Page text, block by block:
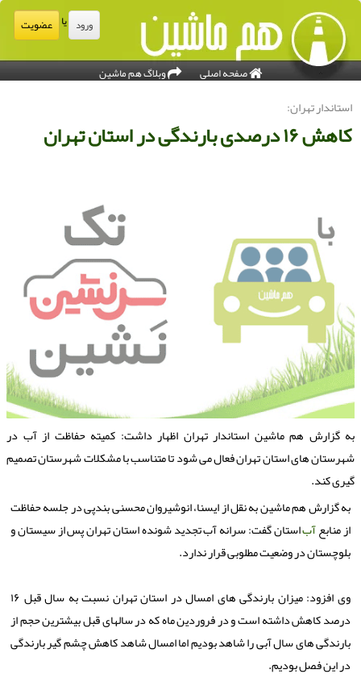
ورود عضویت
صفحه اصلی وبلاگ هم ماشین
استاندار تهران:
كاهش ۱۶ درصدی بارندگی در استان تهران
گزارش هم ماشین استاندار تهران اظهار داشت: کمیته حفاظت از آب در
های استان تهران فعال می شود تا متناسب با مشکلات شهرستان تصمیم
کند.
به گزارش هم ماشین به نقل از ایسنا، انوشیروان محسنی بندپی در جلسه حفاظت
از منابعآباستان گفت: سرانه آب تجدید شونده استان تهران پس از سیستان و
بلوچستان در وضعیت مطلوبی قرار ندارد.
وی افزود: میزان بارندگی های امسال در استان تهران نسبت به سال قبل ۱۶
درصد کاهش داشته است و در فروردین ماه که در سالهای قبل بیشترین حجم از
بارندگی های سال آبی را شاهد بودیم اما امسال شاهد کاهش چشم گیر بارندگی
در این فصل بودیم.